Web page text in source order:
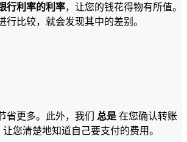
行利率的利率，让您的钱花得物有所值。
行比较，就会发现其中的差别。
省更多。此外，我们 总是在您确认转账
您清楚地知道自己要支付的费用。